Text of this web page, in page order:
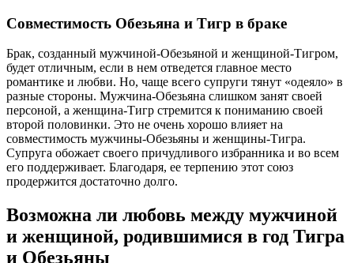
Совместимость Обезьяна и Тигр в браке
Брак, созданный мужчиной-Обезьяной и женщиной-Тигром,
будет отличным, если в нем отведется главное место
романтике и любви. Но, чаще всего супруги тянут «одеяло» в
разные стороны. Мужчина-Обезьяна слишком занят своей
персоной, а женщина-Тигр стремится к пониманию своей
второй половинки. Это не очень хорошо влияет на
совместимость мужчины-Обезьяны и женщины-Тигра.
Супруга обожает своего причудливого избранника и во всем
его поддерживает. Благодаря, ее терпению этот союз
продержится достаточно долго.
Возможна ли любовь между мужчиной
и женщиной, родившимися в год Тигра
и Обезьяны